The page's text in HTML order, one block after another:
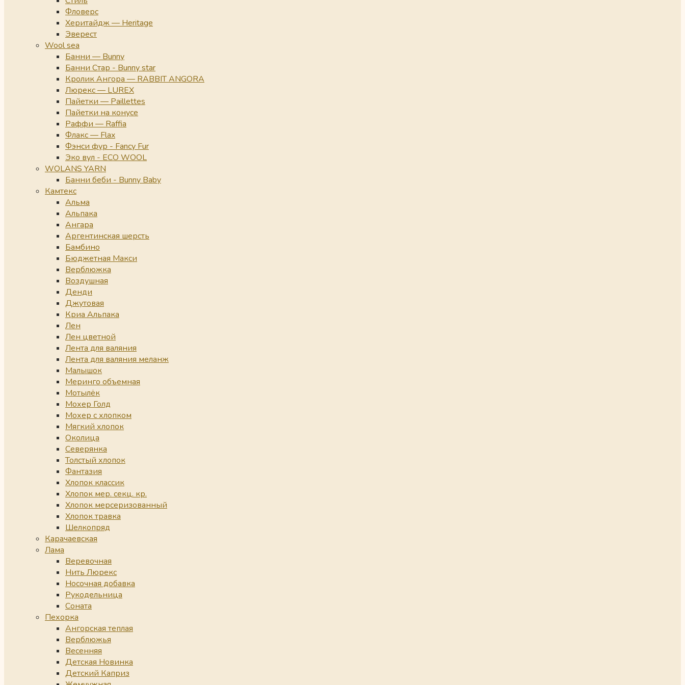
Фловерс
Херитайдж — Heritage
Эверест
Wool sea
Банни — Bunny
Банни Стар - Bunny star
Кролик Ангора — RABBIT ANGORA
Люрекс — LUREX
Пайетки — Paillettes
Пайетки на конусе
Раффи — Raffia
Флакс — Flax
Фэнси фур - Fancy Fur
Эко вул - ECO WOOL
WOLANS YARN
Банни беби - Bunny Baby
Камтекс
Альма
Альпака
Ангара
Аргентинская шерсть
Бамбино
Бюджетная Макси
Верблюжка
Воздушная
Денди
Джутовая
Криа Альпака
Лен
Лен цветной
Лента для валяния
Лента для валяния меланж
Малышок
Меринго объемная
Мотылёк
Мохер Голд
Мохер с хлопком
Мягкий хлопок
Околица
Северянка
Толстый хлопок
Фантазия
Хлопок классик
Хлопок мер. секц. кр.
Хлопок мерсеризованный
Хлопок травка
Шелкопряд
Карачаевская
Лама
Веревочная
Нить Люрекс
Носочная добавка
Рукодельница
Соната
Пехорка
Ангорская теплая
Верблюжья
Весенняя
Детская Новинка
Детский Каприз